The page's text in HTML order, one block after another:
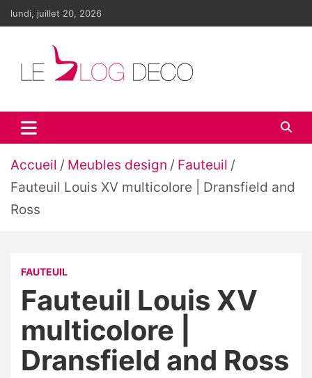
Aller
lundi, juillet 20, 2026
Le blog déco
LE blog de la décoration d'intérieur et du design
Accueil Meubles design
Fauteuil
Fauteuil Louis XV multicolore | Dransfield and
Ross
FAUTEUIL
Fauteuil Louis XV
multicolore |
Dransfield and Ross